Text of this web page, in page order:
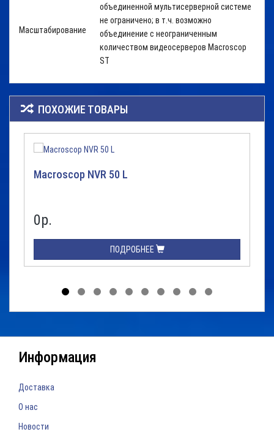
Масштабирование
объединенной мультисерверной системе
не ограничено; в т.ч. возможно
объединение с неограниченным
количеством видеосерверов Macroscop
ST
ПОХОЖИЕ ТОВАРЫ
Macroscop NVR 50 L
0р.
ПОДРОБНЕЕ
Информация
Доставка
О нас
Новости